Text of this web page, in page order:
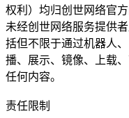
权利）均归创世网络官
未经创世网络服务提供
括但不限于通过机器人
播、展示、镜像、上载
任何内容。
责任限制